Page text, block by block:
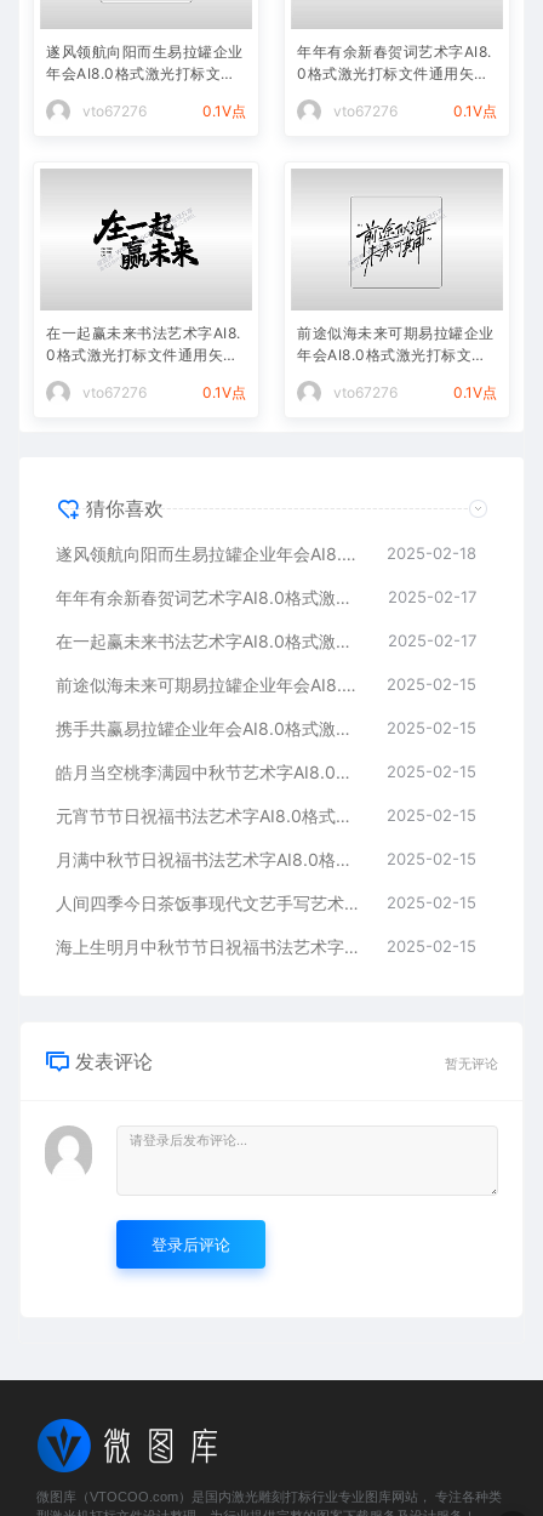
遂风领航向阳而生易拉罐企业
年会AI8.0格式激光打标文件
vto67276
0.1V点
年年有余新春贺词艺术字AI8.
0格式激光打标文件通用矢量
vto67276
0.1V点
在一起赢未来书法艺术字AI8.
0格式激光打标文件通用矢量
vto67276
0.1V点
前途似海未来可期易拉罐企业
年会AI8.0格式激光打标文件
vto67276
0.1V点
猜你喜欢
遂风领航向阳而生易拉罐企业年会AI8.0格式激光打标文件通用矢量图 2025-02-18
年年有余新春贺词艺术字AI8.0格式激光打标文件通用矢量图 2025-02-17
在一起赢未来书法艺术字AI8.0格式激光打标文件通用矢量图 2025-02-17
前途似海未来可期易拉罐企业年会AI8.0格式激光打标文件通用矢量图 2025-02-15
携手共赢易拉罐企业年会AI8.0格式激光打标文件通用矢量图 2025-02-15
皓月当空桃李满园中秋节艺术字AI8.0格式激光打标文件通用矢量图 2025-02-15
元宵节节日祝福书法艺术字AI8.0格式激光打标文件通用矢量图 2025-02-15
月满中秋节日祝福书法艺术字AI8.0格式激光打标文件通用矢量图 2025-02-15
人间四季今日茶饭事现代文艺手写艺术字AI8.0格式激光打标文件通用矢量图 2025-02-15
海上生明月中秋节节日祝福书法艺术字AI8.0格式激光打标文件通用矢量图 2025-02-15
发表评论 暂无评论
登录后评论
微图库（VTOCOO.com）是国内激光雕刻打标行业专业图库网站， 专注各种类